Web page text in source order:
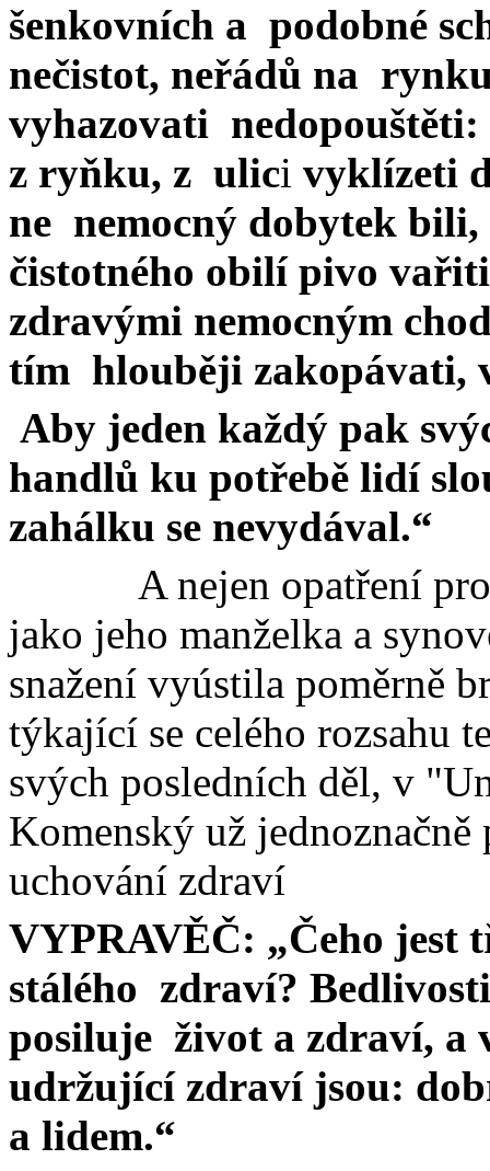
šenkovních a podobné
nečistot, neřádů na
vyhazovati
z ryňku, z ulici vyklízeti
ne nemocný dobytek
čistotného obilí pivo
zdravými nemocným
tím hlouběji zakopávati,
Aby jeden každý pak
handlů ku potřebě lidí
zahálku se nevydával.“
A nejen opatření
jako jeho manželka a
snažení vyústila poměrně
týkající se celého rozsahu
svých posledních děl, v "
Komenský už
uchování zdraví
VYPRAVĚČ: „Čeho jest
stálého zdraví?
posiluje život a zdraví, a
udržující zdraví jsou:
a lidem.“